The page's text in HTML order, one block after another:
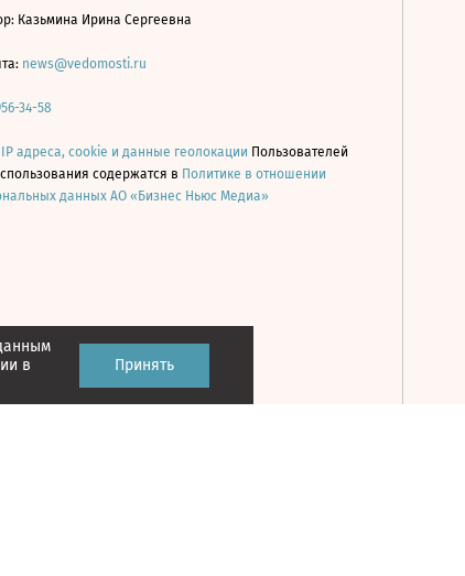
в
Принять
Казьмина Ирина Сергеевна
news@vedomosti.ru
34-58
IP адреса, cookie и данные геолокации Пользователей
содержатся в Политике в отношении
данных АО «Бизнес Ньюс Медиа»